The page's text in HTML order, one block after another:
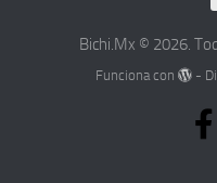
Bichi.Mx © 2026.
Funciona con -